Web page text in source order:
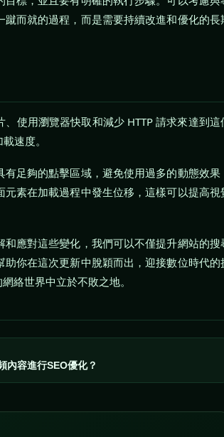
而就的過程，而是需要持續改進和優化的長
使用瀏覽器快取和減少 HTTP 請求來達到這
速度。
足夠的點擊區域，避免使用過多的動態效果
素在加載過程中發生位移，這樣可以提高視
應對這些變化，我們可以不僅提升網站的搜
你在這次更新中脫穎而出，迎接數位時代的
絡世界中立於不敗之地。
內容進行SEO優化？